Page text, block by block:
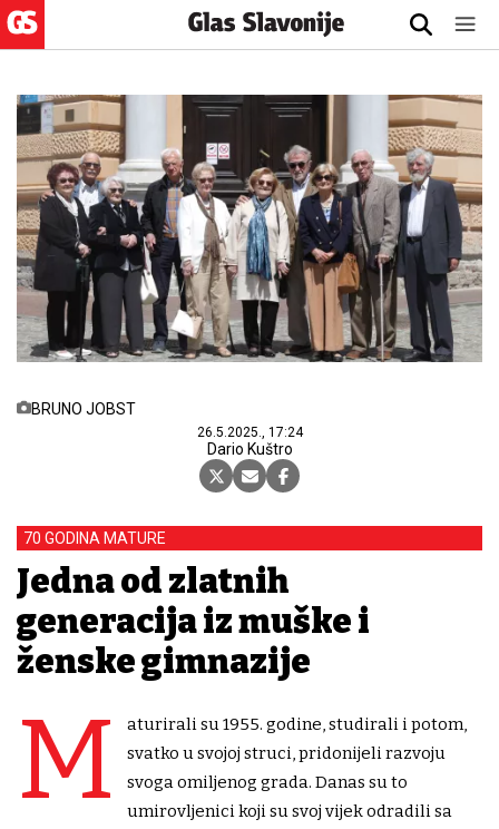
BRUNO JOBST
26.5.2025., 17:24
Dario Kuštro
70 GODINA MATURE
Jedna od zlatnih
generacija iz muške i
ženske gimnazije
M
aturirali su 1955. godine, studirali i potom,
svatko u svojoj struci, pridonijeli razvoju
svoga omiljenog grada. Danas su to
umirovljenici koji su svoj vijek odradili sa